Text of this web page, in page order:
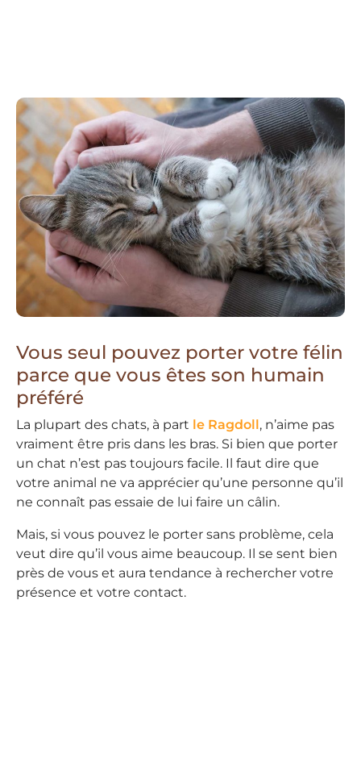
Vous seul pouvez porter votre félin
parce que vous êtes son humain
préféré
La plupart des chats, à part le Ragdoll, n’aime pas
vraiment être pris dans les bras. Si bien que porter
un chat n’est pas toujours facile. Il faut dire que
votre animal ne va apprécier qu’une personne qu’il
ne connaît pas essaie de lui faire un câlin.
Mais, si vous pouvez le porter sans problème, cela
veut dire qu’il vous aime beaucoup. Il se sent bien
près de vous et aura tendance à rechercher votre
présence et votre contact.